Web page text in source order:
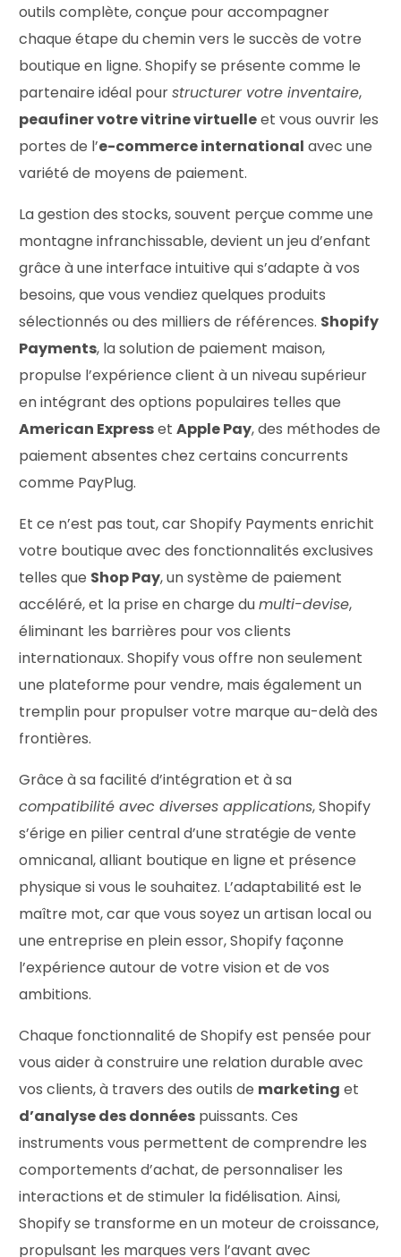
outils complète, conçue pour accompagner
chaque étape du chemin vers le succès de votre
boutique en ligne. Shopify se présente comme le
partenaire idéal pourstructurer votre inventaire,
peaufiner votre vitrine virtuelleet vous ouvrir les
portes de l’e-commerce international avec une
variété de moyens de paiement.
La gestion des stocks, souvent perçue comme une
montagne infranchissable, devient un jeu d’enfant
grâce à une interface intuitive qui s’adapte à vos
besoins, que vous vendiez quelques produits
sélectionnés ou des milliers de références. Shopify
Payments, la solution de paiement maison,
propulse l’expérience client à un niveau supérieur
en intégrant des options populaires telles que
American ExpressetApple Pay, des méthodes de
paiement absentes chez certains concurrents
comme PayPlug.
Et ce n’est pas tout, car Shopify Payments enrichit
votre boutique avec des fonctionnalités exclusives
telles que Shop Pay, un système de paiement
accéléré, et la prise en charge dumulti-devise,
éliminant les barrières pour vos clients
internationaux. Shopify vous offre non seulement
une plateforme pour vendre, mais également un
tremplin pour propulser votre marque au-delà des
frontières.
Grâce à sa facilité d’intégration et à sa
compatibilité avec diverses applications, Shopify
s’érige en pilier central d’une stratégie de vente
omnicanal, alliant boutique en ligne et présence
physique si vous le souhaitez. L’adaptabilité est le
maître mot, car que vous soyez un artisan local ou
une entreprise en plein essor, Shopify façonne
l’expérience autour de votre vision et de vos
ambitions.
Chaque fonctionnalité de Shopify est pensée pour
vous aider à construire une relation durable avec
vos clients, à travers des outils de marketing et
d’analyse des données puissants. Ces
instruments vous permettent de comprendre les
comportements d’achat, de personnaliser les
interactions et de stimuler la fidélisation. Ainsi,
Shopify se transforme en un moteur de croissance,
propulsant les marques vers l’avant avec